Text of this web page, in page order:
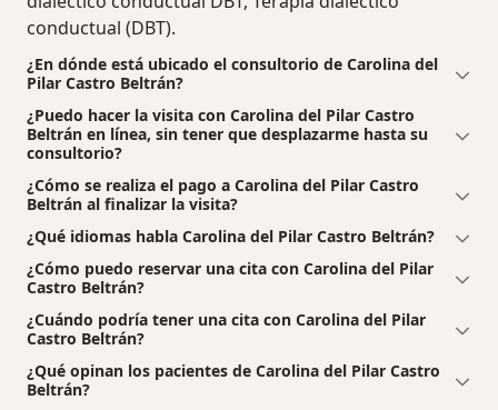
conductual (DBT).
¿En dónde está ubicado el consultorio de Carolina del
Pilar Castro Beltrán?
¿Puedo hacer la visita con Carolina del Pilar Castro
Beltrán en línea, sin tener que desplazarme hasta su
consultorio?
¿Cómo se realiza el pago a Carolina del Pilar Castro
Beltrán al finalizar la visita?
¿Qué idiomas habla Carolina del Pilar Castro Beltrán?
¿Cómo puedo reservar una cita con Carolina del Pilar
Castro Beltrán?
¿Cuándo podría tener una cita con Carolina del Pilar
Castro Beltrán?
¿Qué opinan los pacientes de Carolina del Pilar Castro
Beltrán?